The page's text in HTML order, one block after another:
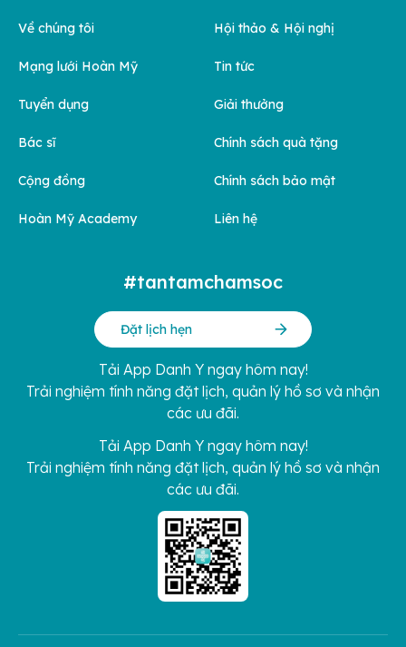
Về chúng tôi
Mạng lưới Hoàn Mỹ
Tuyển dụng
Bác sĩ
Cộng đồng
Hoàn Mỹ Academy
Hội thảo & Hội nghị
Tin tức
Giải thưởng
Chính sách quà tặng
Chính sách bảo mật
Liên hệ
#tantamchamsoc
Đặt lịch hẹn
Tải App Danh Y ngay hôm nay!
Trải nghiệm tính năng đặt lịch, quản lý hồ sơ và nhận
các ưu đãi.
Tải App Danh Y ngay hôm nay!
Trải nghiệm tính năng đặt lịch, quản lý hồ sơ và nhận
các ưu đãi.